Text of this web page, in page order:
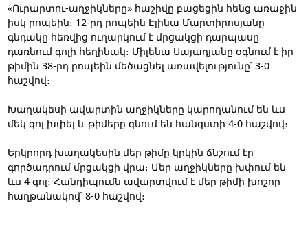
«Ուրարտու-աղջիկները» հաշիվը բացեցին հենց առաջին
իսկ րոպեին։ 12-րդ րոպեին Էլինա Մարտիրոսյանը
գնդակը հեռվից ուղարկում է մրցակցի դարպասը
դառնում գոլի հեղինակ։ Միլենա Սայադյանը օգնում է իր
թիմին 38-րդ րոպեին մեծացնել առավելությունը՝ 3-0
հաշվով։
Խաղակեսի ավարտին աղջիկները կարողանում են ևս
մեկ գոլ խփել և թիմերը գնում են հանգստի 4-0 հաշվով։
Երկրորդ խաղակեսին մեր թիմը կրկին ճնշում էր
գործադրում մրցակցի վրա։ Մեր աղջիկները խփում են
ևս 4 գոլ։ Հանդիպումն ավարտվում է մեր թիմի խոշոր
հաղթանակով՝ 8-0 հաշվով։